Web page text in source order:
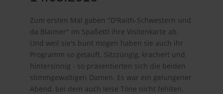
Zum ersten Mal gaben "D'Raith-Schwestern und
da Blaimer" im Spaßettl ihre Visitenkarte ab.
Und weil sie's bunt mögen haben sie auch ihr
Programm so getauft. Sitzzüngig, krachert und
hintersinnig - so präsentierten sich die beiden
stimmgewaltigen Damen. Es war ein gelungener
Abend, bei dem auch leise Töne nicht fehlten.